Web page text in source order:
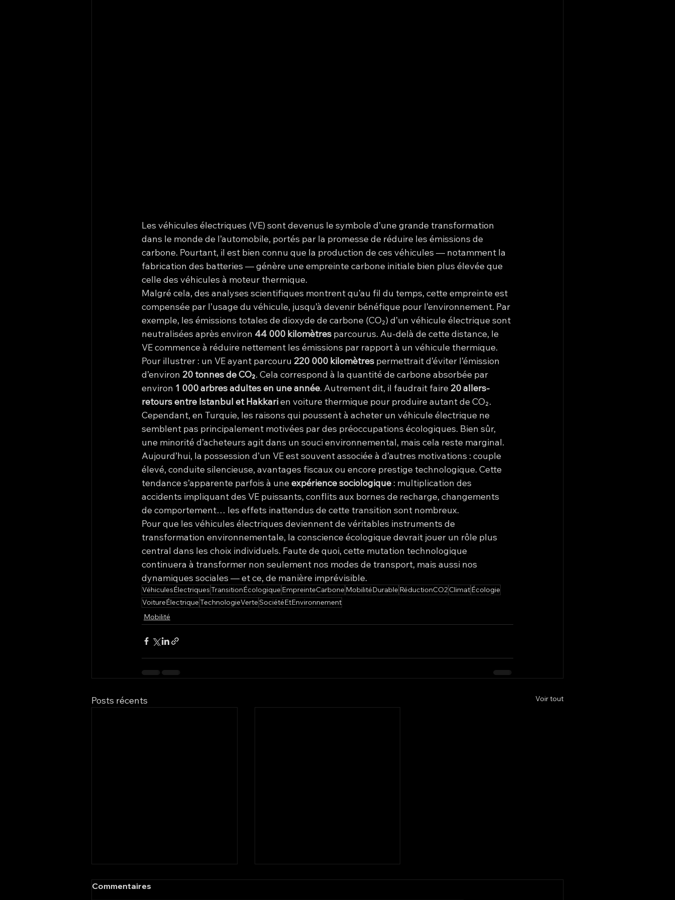
Les véhicules électriques (VE) sont devenus le symbole d’une grande transformation
dans le monde de l’automobile, portés par la promesse de réduire les émissions de
carbone. Pourtant, il est bien connu que la production de ces véhicules — notamment la
fabrication des batteries — génère une empreinte carbone initiale bien plus élevée que
celle des véhicules à moteur thermique.
Malgré cela, des analyses scientifiques montrent qu’au fil du temps, cette empreinte est
compensée par l’usage du véhicule, jusqu’à devenir bénéfique pour l’environnement. Par
exemple, les émissions totales de dioxyde de carbone (CO₂) d’un véhicule électrique sont
neutralisées après environ 44 000 kilomètres parcourus. Au-delà de cette distance, le
VE commence à réduire nettement les émissions par rapport à un véhicule thermique.
Pour illustrer : un VE ayant parcouru 220 000 kilomètres permettrait d’éviter l’émission
d’environ 20 tonnes de CO₂. Cela correspond à la quantité de carbone absorbée par
environ 1 000 arbres adultes en une année. Autrement dit, il faudrait faire 20 allers-
retours entre Istanbul et Hakkari en voiture thermique pour produire autant de CO₂.
Cependant, en Turquie, les raisons qui poussent à acheter un véhicule électrique ne
semblent pas principalement motivées par des préoccupations écologiques. Bien sûr,
une minorité d’acheteurs agit dans un souci environnemental, mais cela reste marginal.
Aujourd’hui, la possession d’un VE est souvent associée à d’autres motivations : couple
élevé, conduite silencieuse, avantages fiscaux ou encore prestige technologique. Cette
tendance s’apparente parfois à une expérience sociologique : multiplication des
accidents impliquant des VE puissants, conflits aux bornes de recharge, changements
de comportement… les effets inattendus de cette transition sont nombreux.
Pour que les véhicules électriques deviennent de véritables instruments de
transformation environnementale, la conscience écologique devrait jouer un rôle plus
central dans les choix individuels. Faute de quoi, cette mutation technologique
continuera à transformer non seulement nos modes de transport, mais aussi nos
dynamiques sociales — et ce, de manière imprévisible.
VéhiculesÉlectriquesTransitionÉcologique EmpreinteCarbone MobilitéDurable RéductionCO2ClimatÉcologie
VoitureÉlectriqueTechnologieVerteSociétéEtEnvironnement
Mobilité
Posts récents Voir tout
ECAV - Électrification –
Commentaires